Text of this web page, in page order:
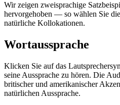
Wir zeigen zweisprachige
hervorgehoben — so wählen Sie
natürliche Kollokationen.
Wortaussprache
Klicken Sie auf das
seine Aussprache zu hören. Die
britischer und amerikanischer
natürlichen Aussprache.